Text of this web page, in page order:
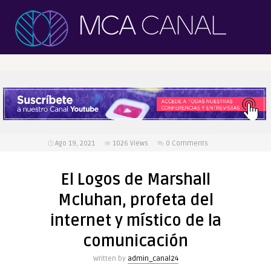
Ago 19, 2021 1026 Views 0 Comments
El Logos de Marshall
Mcluhan, profeta del
internet y místico de la
comunicación
Written by admin_canal24